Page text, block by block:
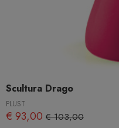
Scultura Drago
PLUST
€ 93,00 € 103,00